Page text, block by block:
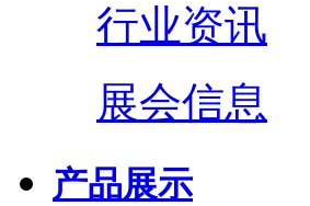
行业资讯
展会信息
产品展示